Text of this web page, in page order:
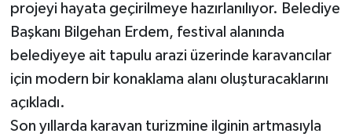
projeyi hayata geçirilmeye hazırlanılıyor. Belediye
Başkanı Bilgehan Erdem, festival alanında
belediyeye ait tapulu arazi üzerinde karavancılar
için modern bir konaklama alanı oluşturacaklarını
açıkladı.
Son yıllarda karavan turizmine ilginin artmasıyla